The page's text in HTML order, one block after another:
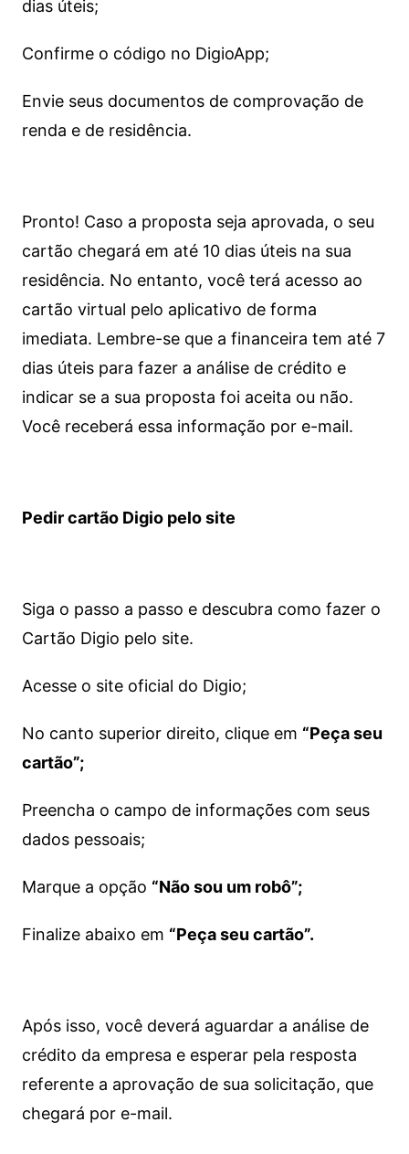
dias úteis;
Confirme o código no DigioApp;
Envie seus documentos de comprovação de
renda e de residência.
Pronto! Caso a proposta seja aprovada, o seu
cartão chegará em até 10 dias úteis na sua
residência. No entanto, você terá acesso ao
cartão virtual pelo aplicativo de forma
imediata. Lembre-se que a financeira tem até 7
dias úteis para fazer a análise de crédito e
indicar se a sua proposta foi aceita ou não.
Você receberá essa informação por e-mail.
Pedir cartão Digio pelo site
Siga o passo a passo e descubra como fazer o
Cartão Digio pelo site.
Acesse o site oficial do Digio;
No canto superior direito, clique em “Peça seu
cartão”;
Preencha o campo de informações com seus
dados pessoais;
Marque a opção “Não sou um robô”;
Finalize abaixo em “Peça seu cartão”.
Após isso, você deverá aguardar a análise de
crédito da empresa e esperar pela resposta
referente a aprovação de sua solicitação, que
chegará por e-mail.